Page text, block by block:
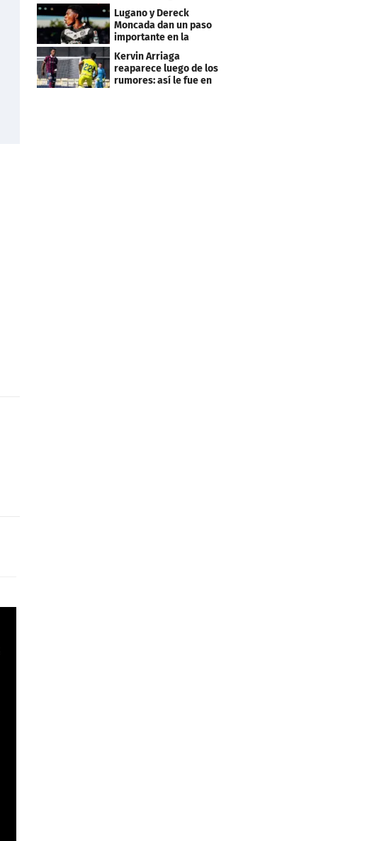
Lugano y Dereck
Moncada dan un paso
importante en la
Conference League
Kervin Arriaga
reaparece luego de los
rumores: así le fue en